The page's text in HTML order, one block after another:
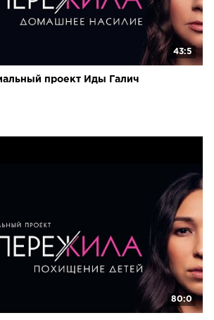
43:5
проект Иды Галич
80:0